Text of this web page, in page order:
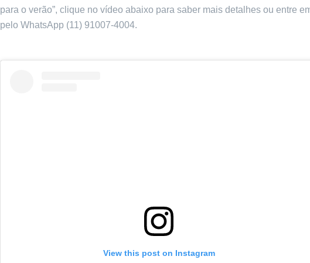
para o verão”, clique no vídeo abaixo para saber mais detalhes ou entre
pelo WhatsApp (11) 91007-4004.
View this post on Instagram